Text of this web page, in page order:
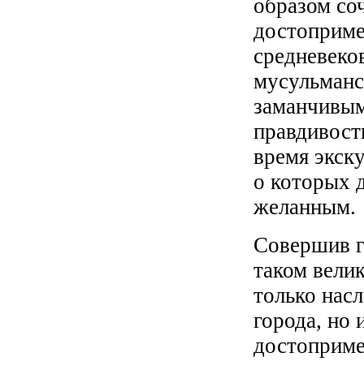
образом
время
о которых
желанным.
Совершив
таком
только
города, но